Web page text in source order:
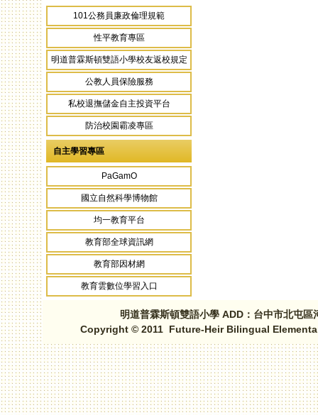
101公務員廉政倫理規範
性平教育專區
明道普霖斯頓雙語小學校友返校規定
公教人員保險服務
私校退撫儲金自主投資平台
防治校園霸凌專區
自主學習專區
PaGamO
國立自然科學博物館
均一教育平台
教育部全球資訊網
教育部因材網
教育雲數位學習入口
明道普霖斯頓雙語小學 ADD：台中市北屯
Copyright © 2011 Future-Heir Bilingual